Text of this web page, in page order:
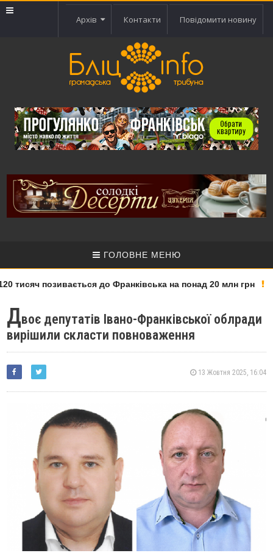
Архів Контакти Повідомити новину
ГОЛОВНЕ МЕНЮ
тисяч позивається до Франківська на понад 20 млн грн
Двоє депутатів Івано-Франківської облради
вирішили скласти повноваження
13 Жовтня 2025, 16:04